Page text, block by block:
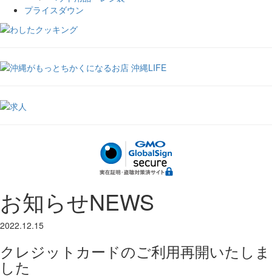
プライスダウン
お知らせNEWS
2022.12.15
クレジットカードのご利用再開いたしま
した